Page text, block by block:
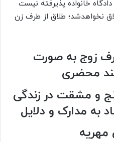
خانواده پذیرفته نیست
نخواهدشد؛ طلاق از طرف زن
زوج به صورت
محضری
و مشقت در زندگی
به مدارک و دلایل